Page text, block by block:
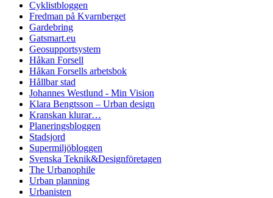
Cyklistbloggen
Fredman på Kvarnberget
Gardebring
Gatsmart.eu
Geosupportsystem
Håkan Forsell
Håkan Forsells arbetsbok
Hållbar stad
Johannes Westlund - Min Vision
Klara Bengtsson – Urban design
Kranskan klurar…
Planeringsbloggen
Stadsjord
Supermiljöbloggen
Svenska Teknik&Designföretagen
The Urbanophile
Urban planning
Urbanisten